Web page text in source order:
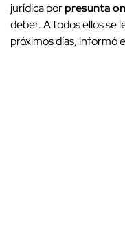
jurídica porpresunta
deber. A todos ellos se
próximos días, informó